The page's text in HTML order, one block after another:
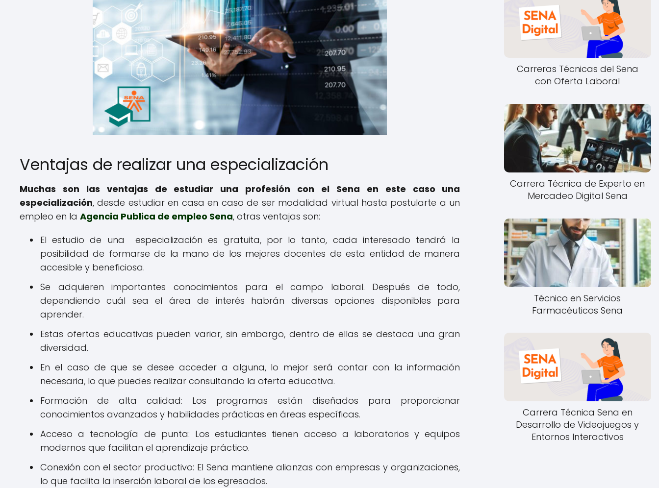
Ventajas de realizar una especialización
Muchas son las ventajas de estudiar una profesión con el Sena en este caso una
especialización, desde estudiar en casa en caso de ser modalidad virtual hasta postularte a un
empleo en la Agencia Publica de empleo Sena, otras ventajas son:
El estudio de una especialización es gratuita, por lo tanto, cada interesado tendrá la
posibilidad de formarse de la mano de los mejores docentes de esta entidad de manera
accesible y beneficiosa.
Se adquieren importantes conocimientos para el campo laboral. Después de todo,
dependiendo cuál sea el área de interés habrán diversas opciones disponibles para
aprender.
Estas ofertas educativas pueden variar, sin embargo, dentro de ellas se destaca una gran
diversidad.
En el caso de que se desee acceder a alguna, lo mejor será contar con la información
necesaria, lo que puedes realizar consultando la oferta educativa.
Formación de alta calidad: Los programas están diseñados para proporcionar
conocimientos avanzados y habilidades prácticas en áreas específicas.
Acceso a tecnología de punta: Los estudiantes tienen acceso a laboratorios y equipos
modernos que facilitan el aprendizaje práctico.
Conexión con el sector productivo: El Sena mantiene alianzas con empresas y organizaciones,
lo que facilita la inserción laboral de los egresados.
Carreras Técnicas del Sena
con Oferta Laboral
Carrera Técnica de Experto en
Mercadeo Digital Sena
Técnico en Servicios
Farmacéuticos Sena
Carrera Técnica Sena en
Desarrollo de Videojuegos y
Entornos Interactivos